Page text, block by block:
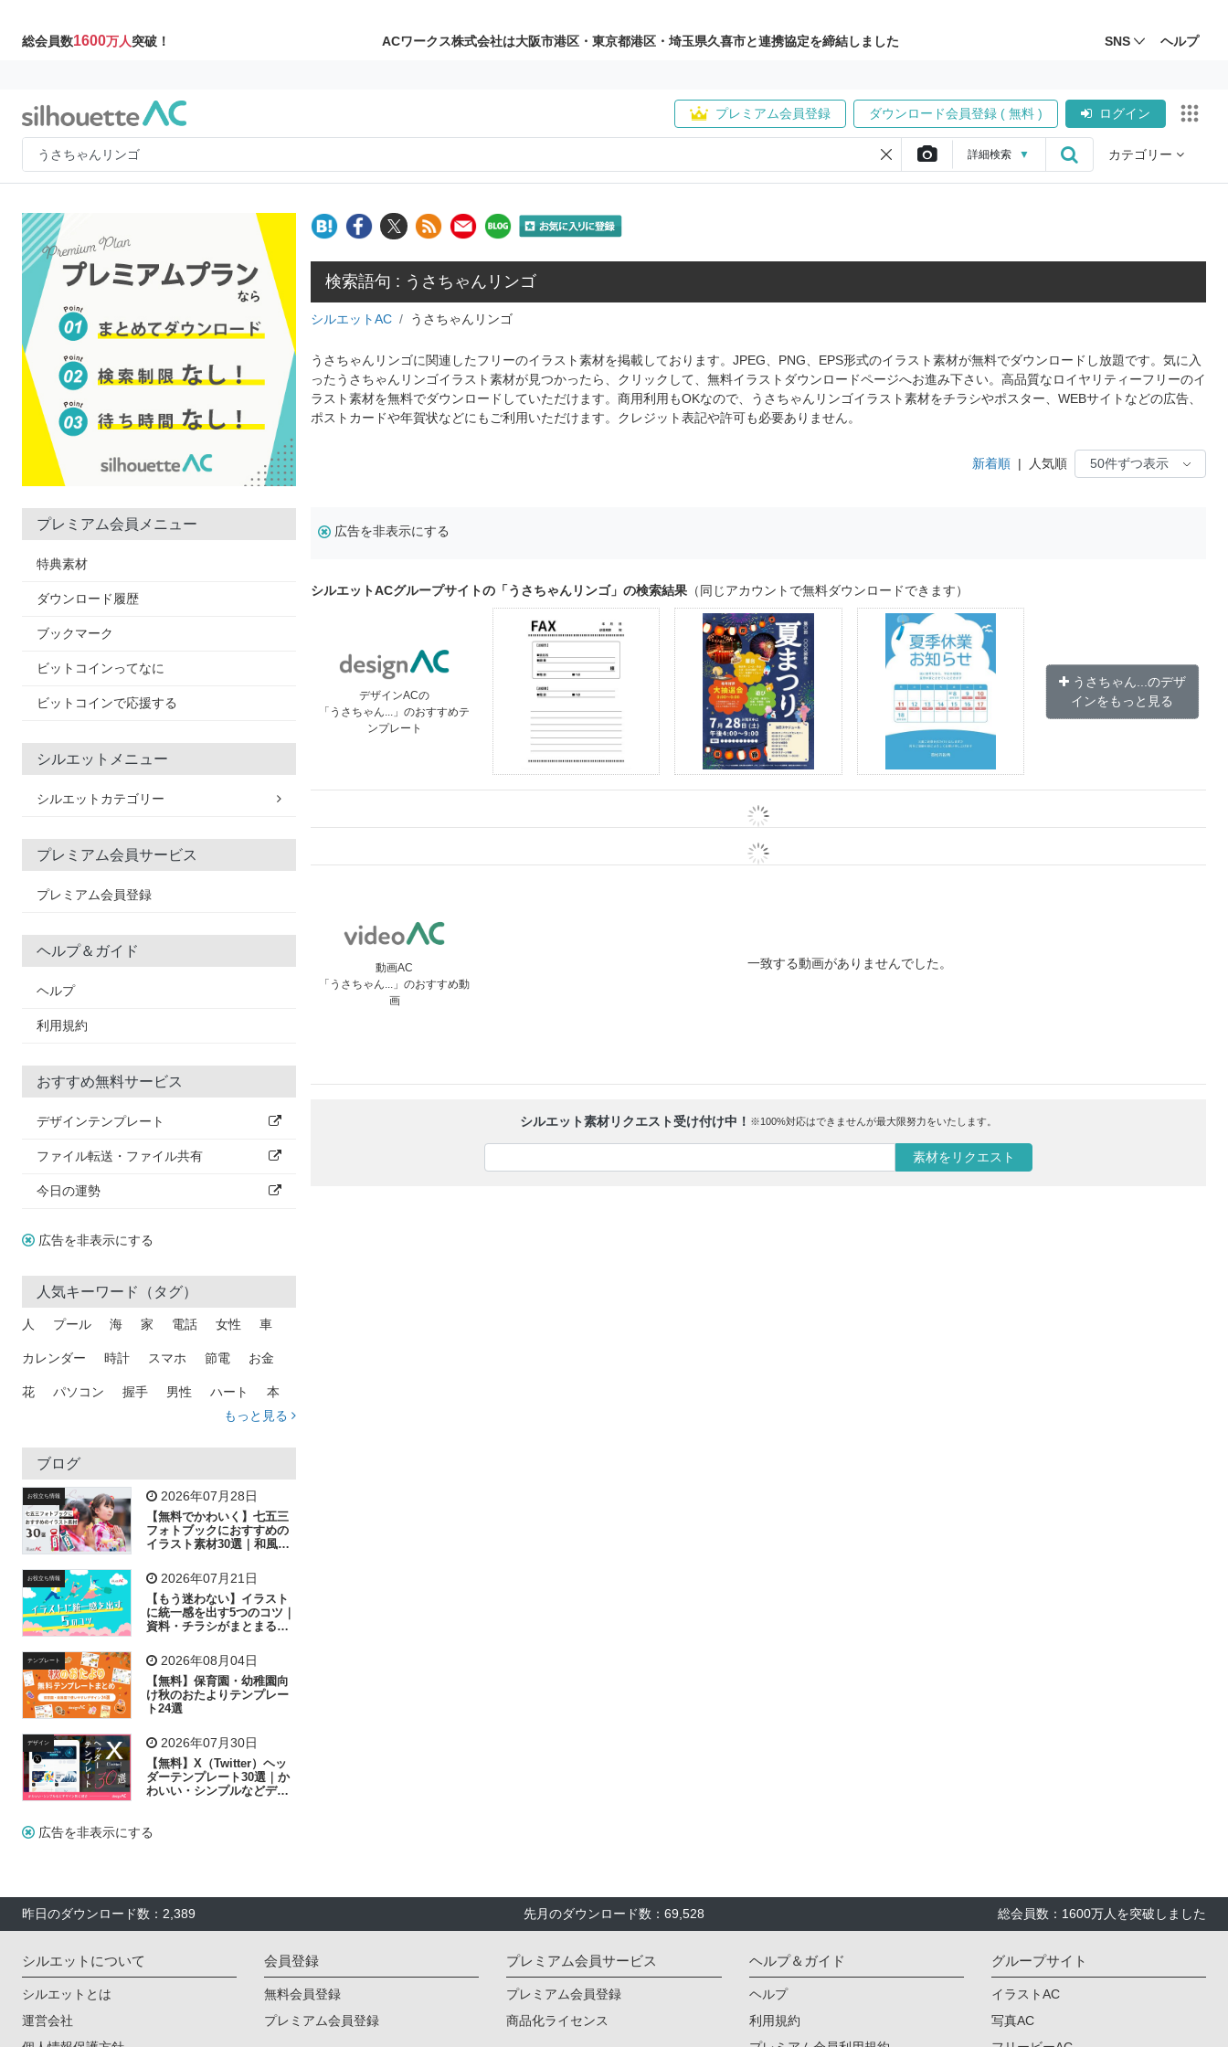
総会員数1600万人突破！ ACワークス株式会社は大阪市港区・東京都港区・埼玉県久喜市と連携協定を締結しました SNS ヘルプ
プレミアム会員登録 ダウンロード会員登録 ( 無料 ) ログイン
詳細検索 ▼ カテゴリー
プレミアム会員メニュー
特典素材
ダウンロード履歴
ブックマーク
ビットコインってなに
ビットコインで応援する
シルエットメニュー
シルエットカテゴリー
プレミアム会員サービス
プレミアム会員登録
ヘルプ＆ガイド
ヘルプ
利用規約
おすすめ無料サービス
デザインテンプレート
ファイル転送・ファイル共有
今日の運勢
広告を非表示にする
人気キーワード（タグ）
人 プール 海 家 電話 女性 車
カレンダー 時計 スマホ 節電 お金
花 パソコン 握手 男性 ハート 本
トラック 木
吹き出し
飛行機 グラフ ビル 魚 家族 書類
歩く 工場 会社 太陽 キラキラ
子供 作業員 相談 ピクトグラム
もっと見る
ブログ
お役立ち情報 2026年07月28日
【無料でかわいく】七五三
フォトブックにおすすめの
イラスト素材30選｜和風の
お役立ち情報 2026年07月21日
【もう迷わない】イラスト
に統一感を出す5つのコツ｜
資料・チラシがまとまるフ
テンプレート 2026年08月04日
【無料】保育園・幼稚園向
け秋のおたよりテンプレー
ト24選
デザイン 2026年07月30日
【無料】X（Twitter）ヘッ
ダーテンプレート30選｜か
わいい・シンプルなどデザ
広告を非表示にする
検索語句 : うさちゃんリンゴ
シルエットAC うさちゃんリンゴ
うさちゃんリンゴに関連したフリーのイラスト素材を掲載しております。JPEG、PNG、EPS形式のイラスト素材が無料でダウンロードし放題です。気に入
ったうさちゃんリンゴイラスト素材が見つかったら、クリックして、無料イラストダウンロードページへお進み下さい。高品質なロイヤリティーフリーのイ
ラスト素材を無料でダウンロードしていただけます。商用利用もOKなので、うさちゃんリンゴイラスト素材をチラシやポスター、WEBサイトなどの広告、
ポストカードや年賀状などにもご利用いただけます。クレジット表記や許可も必要ありません。
新着順 | 人気順
広告を非表示にする
シルエットACグループサイトの「うさちゃんリンゴ」の検索結果 （同じアカウントで無料ダウンロードできます）
デザインACの
「うさちゃん...」のおすすめテ
ンプレート
うさちゃん...のデザ
インをもっと見る
動画AC
「うさちゃん...」のおすすめ動
画
一致する動画がありませんでした。
シルエット素材リクエスト受け付け中！ ※100%対応はできませんが最大限努力をいたします。
素材をリクエスト
昨日のダウンロード数：2,389 先月のダウンロード数：69,528 総会員数：1600万人を突破しました
シルエットについて
シルエットとは
運営会社
会員登録
無料会員登録
プレミアム会員登録
プレミアム会員サービス
プレミアム会員登録
商品化ライセンス
ヘルプ＆ガイド
ヘルプ
利用規約
グループサイト
イラストAC
写真AC